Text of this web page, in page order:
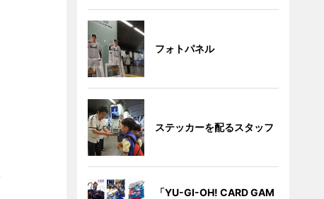
フォトパネル
ステッカーを配るスタッフ
「YU-GI-OH! CARD GAM